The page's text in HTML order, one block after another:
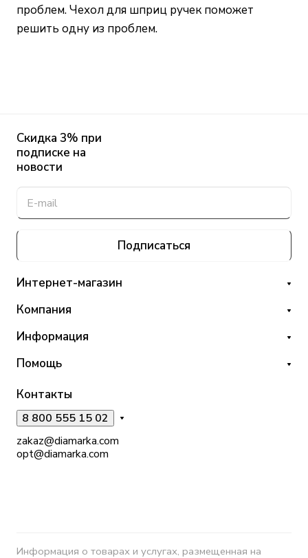
проблем. Чехол для шприц ручек поможет
решить одну из проблем.
Скидка 3% при
подписке на
новости
Подписаться
Интернет-магазин
Компания
Информация
Помощь
Контакты
8 800 555 15 02
zakaz@diamarka.com
opt@diamarka.com
Информация о товарах и услугах, размещенная на